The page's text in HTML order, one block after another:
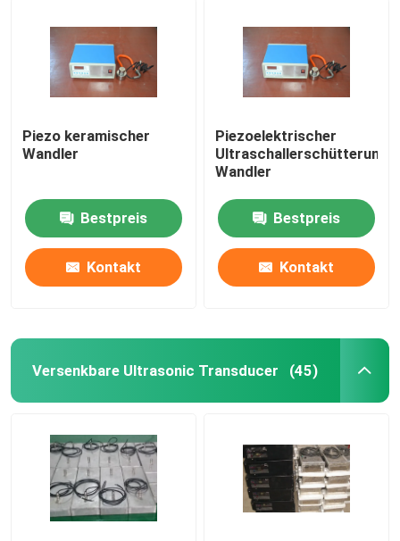
Piezo keramischer
Wandler
Bestpreis
Kontakt
Piezoelektrischer
Wandler
Bestpreis
Kontakt
Versenkbare Ultrasonic Transducer (45)